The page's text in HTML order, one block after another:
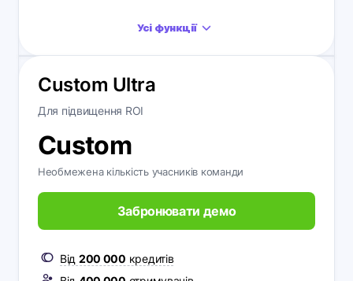
Усі функції
Custom Ultra
Для підвищення ROI
Custom
Необмежена кількість учасників команди
Забронювати демо
Від 200 000 кредитів